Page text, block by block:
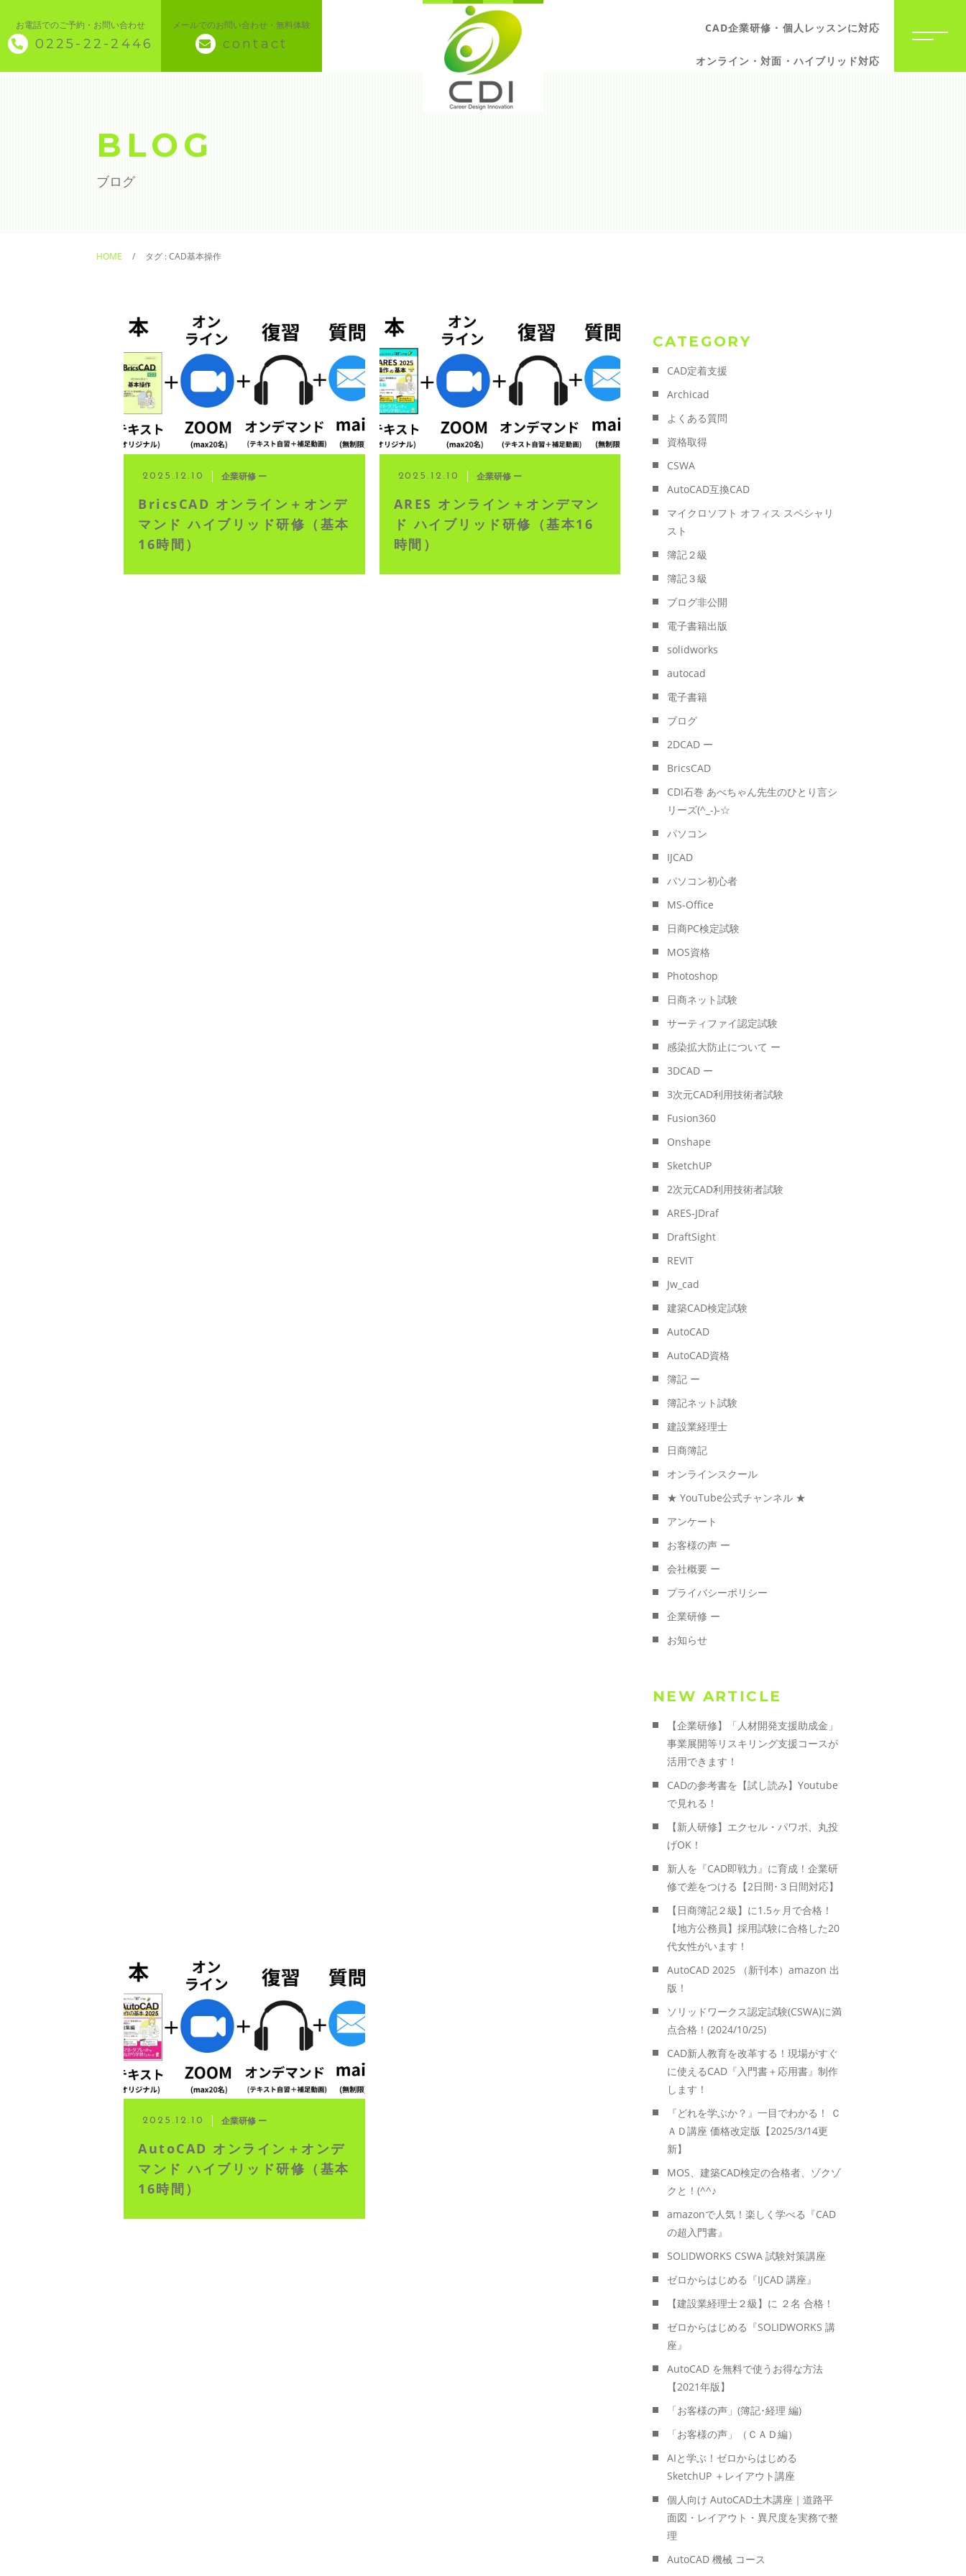
お電話でのご予約・お問い合わせ
0225-22-2446
メールでのお問い合わせ・無料体験
contact
CAD企業研修・個人レッスンに対応
オンライン・対面・ハイブリッド対応
◇ トップページ
◆ CAD・BIM
◆ 資格･ネット試験
◆ オンラインによる授業／体験
◇ 書籍出版
◇ Youtubeチャンネル・ライブ配信
◇ よくある質問
BLOG
ブログ
HOME タグ : CAD基本操作
2025.12.10 企業研修 ー
BricsCAD オンライン＋オンデ
マンド ハイブリッド研修（基本
16時間）
2025.12.10 企業研修 ー
ARES オンライン＋オンデマン
ド ハイブリッド研修（基本16
時間）
2025.12.10 企業研修 ー
AutoCAD オンライン＋オンデ
マンド ハイブリッド研修（基本
16時間）
CATEGORY
CAD定着支援
Archicad
よくある質問
資格取得
CSWA
AutoCAD互換CAD
マイクロソフト オフィス スペシャリ
スト
簿記２級
簿記３級
ブログ非公開
電子書籍出版
solidworks
autocad
電子書籍
ブログ
2DCAD ー
BricsCAD
CDI石巻 あべちゃん先生のひとり言シ
リーズ(^_-)-☆
パソコン
IJCAD
パソコン初心者
MS-Office
日商PC検定試験
MOS資格
Photoshop
日商ネット試験
サーティファイ認定試験
感染拡大防止について ー
3DCAD ー
3次元CAD利用技術者試験
Fusion360
Onshape
SketchUP
2次元CAD利用技術者試験
ARES-JDraf
DraftSight
REVIT
Jw_cad
建築CAD検定試験
AutoCAD
AutoCAD資格
簿記 ー
簿記ネット試験
建設業経理士
日商簿記
オンラインスクール
★ YouTube公式チャンネル ★
アンケート
お客様の声 ー
会社概要 ー
プライバシーポリシー
企業研修 ー
お知らせ
NEW ARTICLE
【企業研修】「人材開発支援助成金」
事業展開等リスキリング支援コースが
活用できます！
CADの参考書を【試し読み】Youtube
で見れる！
【新人研修】エクセル・パワポ、丸投
げOK！
新人を『CAD即戦力』に育成！企業研
修で差をつける【2日間･３日間対応】
【日商簿記２級】に1.5ヶ月で合格！
【地方公務員】採用試験に合格した20
代女性がいます！
AutoCAD 2025 （新刊本）amazon 出
版！
ソリッドワークス認定試験(CSWA)に満
点合格！(2024/10/25)
CAD新人教育を改革する！現場がすぐ
に使えるCAD『入門書＋応用書』制作
します！
『どれを学ぶか？』一目でわかる！ Ｃ
ＡＤ講座 価格改定版【2025/3/14更
新】
MOS、建築CAD検定の合格者、ゾクゾ
クと！(^^♪
amazonで人気！楽しく学べる『CAD
の超入門書』
SOLIDWORKS CSWA 試験対策講座
ゼロからはじめる『IJCAD 講座』
【建設業経理士２級】に ２名 合格！
ゼロからはじめる『SOLIDWORKS 講
座』
AutoCAD を無料で使うお得な方法
【2021年版】
「お客様の声」(簿記･経理 編)
「お客様の声」（ＣＡＤ編）
AIと学ぶ！ゼロからはじめる
SketchUP ＋レイアウト講座
個人向け AutoCAD土木講座｜道路平
面図・レイアウト・異尺度を実務で整
理
AutoCAD 機械 コース